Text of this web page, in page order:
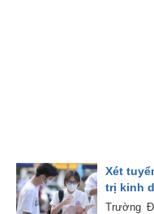
Xét
trị kinh
Trường